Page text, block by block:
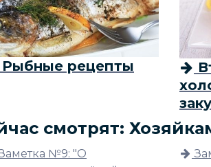
Рыбные рецепты
смотрят:
№9: "О